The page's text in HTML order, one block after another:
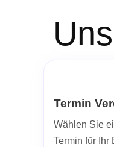
Termin
Wählen Sie
Termin für Ihr